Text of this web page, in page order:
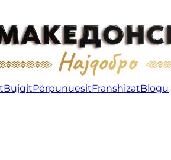
КИППЕР бр. 94 Скопје Чаир |
BujqitPërpunuesitFranshizatBlogu